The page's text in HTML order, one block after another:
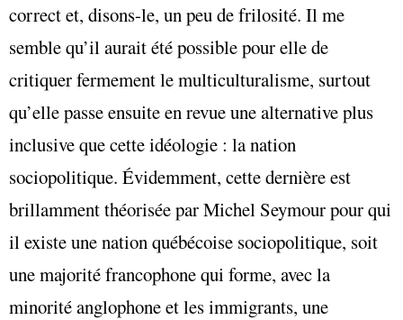
correct et, disons-le, un peu de frilosité. Il me
semble qu’il aurait été possible pour elle de
critiquer fermement le multiculturalisme, surtout
qu’elle passe ensuite en revue une alternative plus
inclusive que cette idéologie : la nation
sociopolitique. Évidemment, cette dernière est
brillamment théorisée par Michel Seymour pour qui
il existe une nation québécoise sociopolitique, soit
une majorité francophone qui forme, avec la
minorité anglophone et les immigrants, une